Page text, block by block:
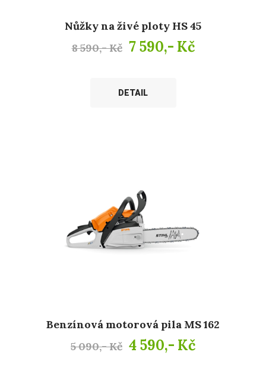
Nůžky na živé ploty HS 45
8 590,- Kč 7 590,- Kč
DETAIL
Benzínová motorová pila MS 162
5 090,- Kč 4 590,- Kč